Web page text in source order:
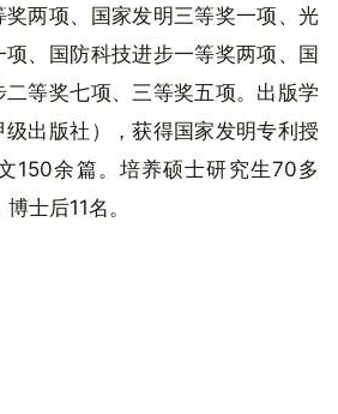
两项、国家发明三等奖一项、光
、国防科技进步一等奖两项、国
二等奖七项、三等奖五项。出版学
出版社），获得国家发明专利授
150余篇。培养硕士研究生70多
士后11名。